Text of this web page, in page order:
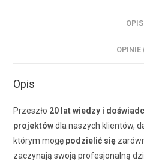
OPIS
OPINIE
Opis
Przeszło 20 lat wiedzy i
projektówdla naszych klientów,
którym mogę podzielić się
zaczynają swoją profesjonalną